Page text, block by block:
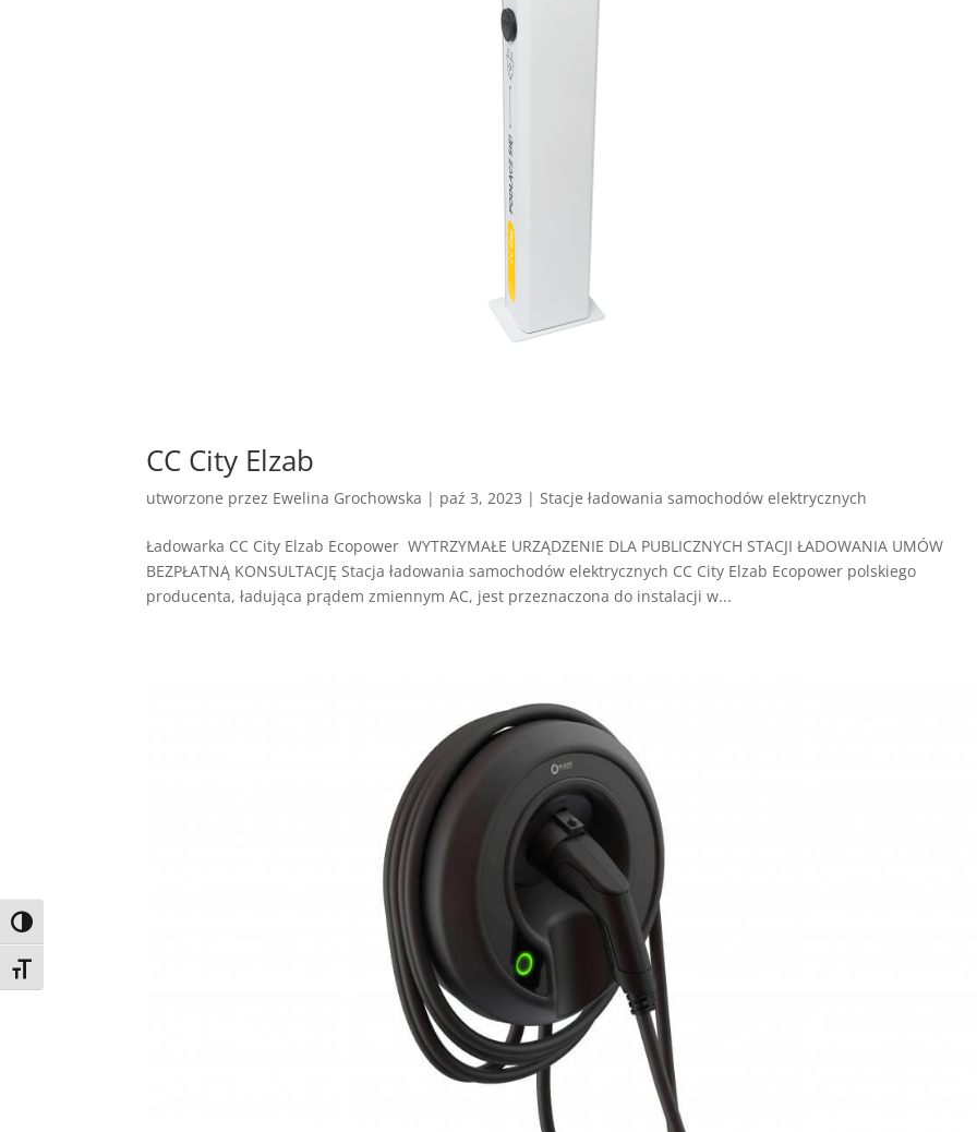
Toggle High Contrast
Toggle Font size
CC City Elzab
utworzone przez Ewelina Grochowska | paź 3, 2023 |Stacje ładowania samochodów elektrycznych
Ładowarka CC City Elzab Ecopower WYTRZYMAŁE URZĄDZENIE DLA PUBLICZNYCH STACJI ŁADOWANIA UMÓW
BEZPŁATNĄ KONSULTACJĘ Stacja ładowania samochodów elektrycznych CC City Elzab Ecopower polskiego
producenta, ładująca prądem zmiennym AC, jest przeznaczona do instalacji w...